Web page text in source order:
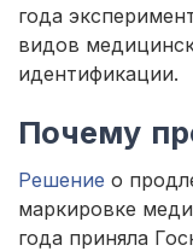
года
видов
идентификации.
Почему
Решение о
маркировке
года приняла